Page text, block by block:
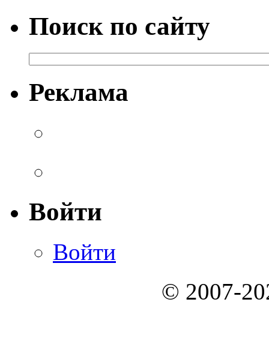
Поиск по сайту
Реклама
Войти
Войти
© 2007-